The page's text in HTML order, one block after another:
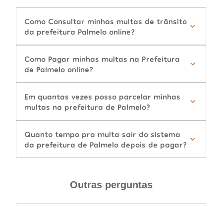
Como Consultar minhas multas de trânsito
da prefeitura Palmelo online?
Como Pagar minhas multas na Prefeitura
de Palmelo online?
Em quantas vezes posso parcelar minhas
multas na prefeitura de Palmelo?
Quanto tempo pra multa sair do sistema
da prefeitura de Palmelo depois de pagar?
Outras perguntas